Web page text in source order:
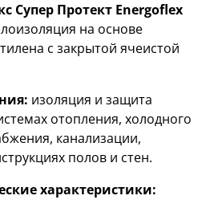
Супер Протект Energoflex
на основе
с закрытой ячеистой
изоляция и защита
отопления, холодного
канализации,
полов и стен.
характеристики: